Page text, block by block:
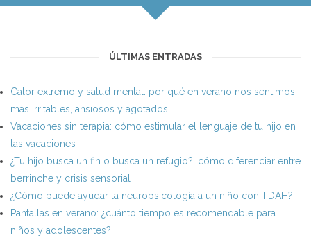
ÚLTIMAS ENTRADAS
Calor extremo y salud mental: por qué en verano nos sentimos
más irritables, ansiosos y agotados
Vacaciones sin terapia: cómo estimular el lenguaje de tu hijo en
las vacaciones
¿Tu hijo busca un fin o busca un refugio?: cómo diferenciar entre
berrinche y crisis sensorial
¿Cómo puede ayudar la neuropsicología a un niño con TDAH?
Pantallas en verano: ¿cuánto tiempo es recomendable para
niños y adolescentes?